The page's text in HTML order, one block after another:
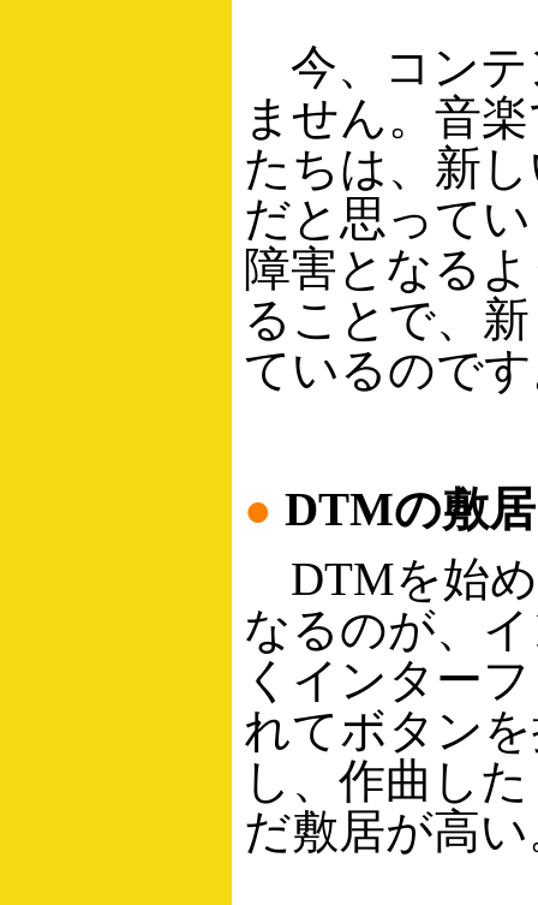
今、コンテ
ません。音
たちは、新
だと思って
障害となる
ることで、
ているので
● DTMの敷
DTMを始
なるのが、
くインター
れてボタン
し、作曲し
だ敷居が高